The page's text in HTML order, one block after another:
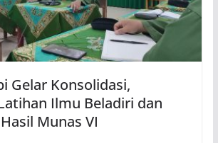
Gelar Konsolidasi,
Ilmu Beladiri dan
Munas VI